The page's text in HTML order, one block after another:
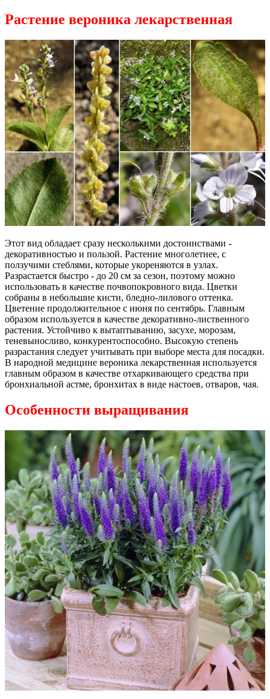
Растение вероника лекарственная
Этот вид обладает сразу несколькими достоинствами -
декоративностью и пользой. Растение многолетнее, с
ползучими стеблями, которые укореняются в узлах.
Разрастается быстро - до 20 см за сезон, поэтому можно
использовать в качестве почвопокровного вида. Цветки
собраны в небольшие кисти, бледно-лилового оттенка.
Цветение продолжительное с июня по сентябрь. Главным
образом используется в качестве декоративно-лиственного
растения. Устойчиво к вытаптыванию, засухе, морозам,
теневыносливо, конкурентоспособно. Высокую степень
разрастания следует учитывать при выборе места для посадки.
В народной медицине вероника лекарственная используется
главным образом в качестве отхаркивающего средства при
бронхиальной астме, бронхитах в виде настоев, отваров, чая.
Особенности выращивания